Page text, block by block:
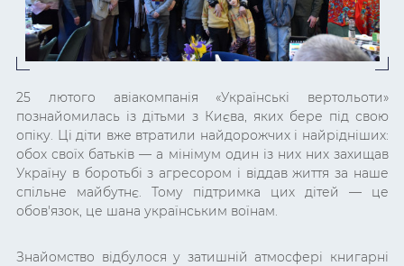
25 лютого авіакомпанія «Українські вертольоти»
познайомилась із дітьми з Києва, яких бере під свою
опіку. Ці діти вже втратили найдорожчих і найрідніших:
обох своїх батьків—а мінімум один із них них захищав
Україну в боротьбі з агресором і віддав життя за наше
спільне майбутнє. Тому підтримка цих дітей — це
обов'язок, це шана українським воїнам.
Знайомство відбулося у затишній атмосфері книгарні